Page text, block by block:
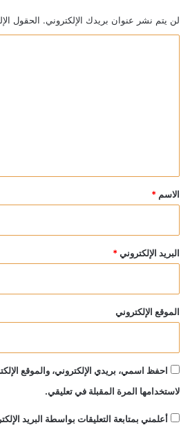
لن يتم نشر عنوان بريدك الإلكتروني. الحقول
*
الاسم *
البريد الإلكتروني *
الموقع الإلكتروني
احفظ اسمي، بريدي الإلكتروني، والموقع
لاستخدامها المرة المقبلة في تعليقي.
أعلمني بمتابعة التعليقات بواسطة البريد